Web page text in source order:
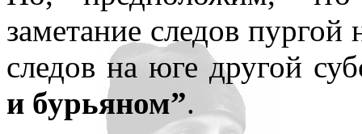
заметание следов пургой
следов на юге другой
и бурьяном”.